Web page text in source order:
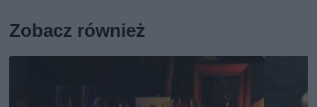
Zobacz również